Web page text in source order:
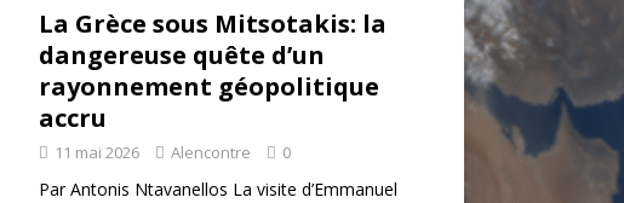
La Grèce sous Mitsotakis: la
dangereuse quête d’un
rayonnement géopolitique
accru
11 mai 2026 Alencontre 0
Par Antonis Ntavanellos La visite d’Emmanuel